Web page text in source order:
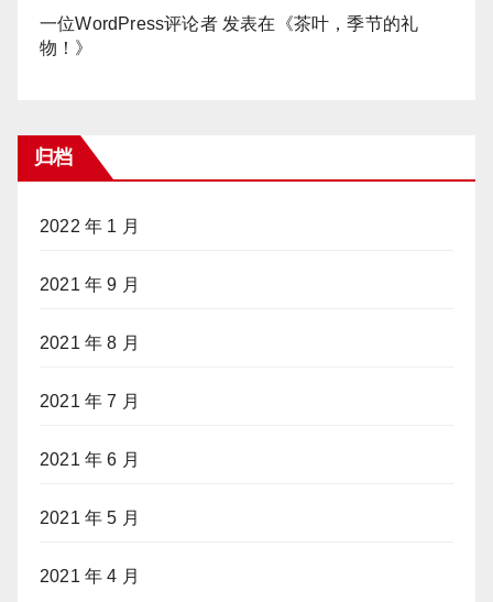
一位WordPress评论者发表在《茶叶，季节的礼
物！ 》
归档
2022 年 1 月
2021 年 9 月
2021 年 8 月
2021 年 7 月
2021 年 6 月
2021 年 5 月
2021 年 4 月